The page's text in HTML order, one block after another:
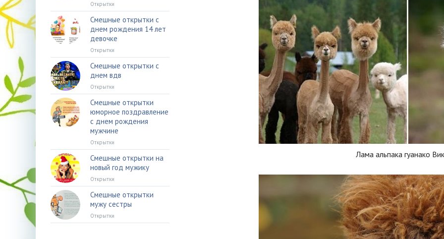
Лама альпака гуанако
Открытки
Смешные открытки с
днем рождения 14 лет
девочке
Открытки
Смешные открытки с
днем вдв
Открытки
Смешные открытки
юморное поздравление
с днем рождения
мужчине
Открытки
Смешные открытки на
новый год мужику
Открытки
Смешные открытки
мужу сестры
Открытки